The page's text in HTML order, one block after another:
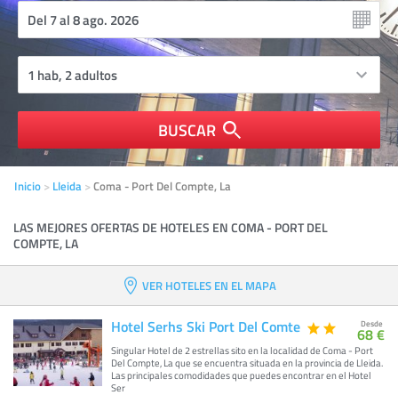
BUSCAR
Inicio Lleida Coma - Port Del Compte, La
LAS MEJORES OFERTAS DE HOTELES EN COMA - PORT DEL
COMPTE, LA
VER HOTELES EN EL MAPA
Hotel Serhs Ski Port Del Comte
Singular Hotel de 2 estrellas sito en la localidad de Coma - Port
Del Compte, La que se encuentra situada en la provincia de Lleida.
Las principales comodidades que puedes encontrar en el Hotel
Ser
Desde
68 €